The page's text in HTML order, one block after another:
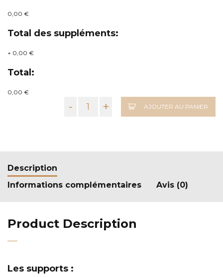
0,00 €
Total des suppléments:
+ 0,00 €
Total:
0,00 €
- + AJOUTER AU PANIER
Description
Informations complémentaires
Avis (0)
Product Description
Les supports :